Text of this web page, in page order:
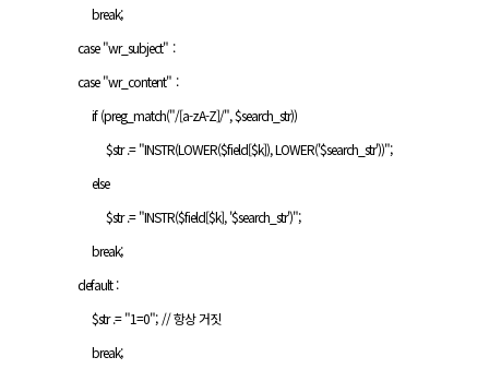
break;
case "wr_subject" :
case "wr_content" :
if (preg_match("/[a-zA-Z]/", $search_str))
$str .= "INSTR(LOWER($field[$k]), LOWER('$search_str'))";
else
$str .= "INSTR($field[$k], '$search_str')";
break;
default :
$str .= "1=0"; // 항상 거짓
break;